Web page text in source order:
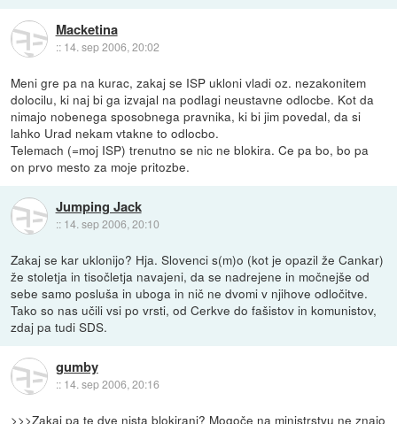
Macketina
:: 14. sep 2006, 20:02
Meni gre pa na kurac, zakaj se ISP ukloni vladi oz. nezakonitem
dolocilu, ki naj bi ga izvajal na podlagi neustavne odlocbe. Kot da
nimajo nobenega sposobnega pravnika, ki bi jim povedal, da si
lahko Urad nekam vtakne to odlocbo.
Telemach (=moj ISP) trenutno se nic ne blokira. Ce pa bo, bo pa
on prvo mesto za moje pritozbe.
Jumping Jack
:: 14. sep 2006, 20:10
Zakaj se kar uklonijo? Hja. Slovenci s(m)o (kot je opazil že Cankar)
že stoletja in tisočletja navajeni, da se nadrejene in močnejše od
sebe samo posluša in uboga in nič ne dvomi v njihove odločitve.
Tako so nas učili vsi po vrsti, od Cerkve do fašistov in komunistov,
zdaj pa tudi SDS.
gumby
:: 14. sep 2006, 20:16
>>>Zakaj pa te dve nista blokirani? Mogoče na ministrstvu ne znajo